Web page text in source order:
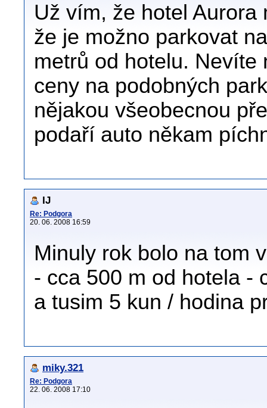
Už vím, že hotel
že je možno parkovat
metrů od hotelu. Nevíte
ceny na podobných
nějakou všeobecnou
podaří auto někam
IJ
Re: Podgora
20. 06. 2008 16:59
Minuly rok bolo na tom
- cca 500 m od hotela -
a tusim 5 kun / hodina
miky.321
Re: Podgora
22. 06. 2008 17:10